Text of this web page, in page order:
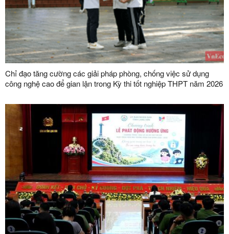
Chỉ đạo tăng cường các giải pháp phòng, chống việc sử dụng
công nghệ cao để gian lận trong Kỳ thi tốt nghiệp THPT năm 2026